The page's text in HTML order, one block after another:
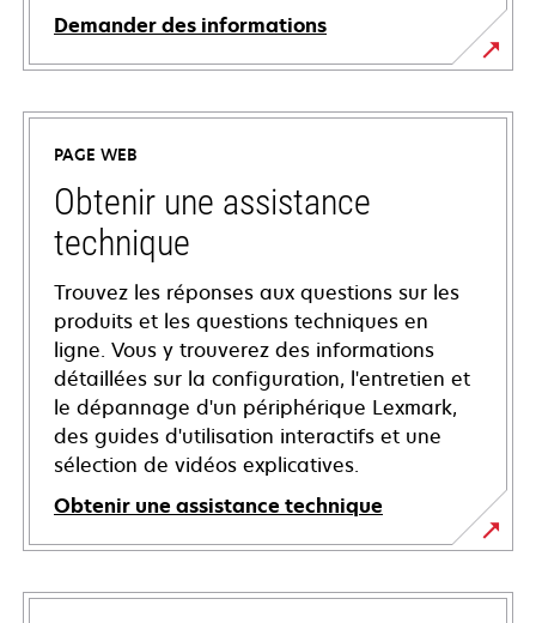
Demander des informations
PAGE WEB
Obtenir une assistance
technique
Trouvez les réponses aux questions sur les
produits et les questions techniques en
ligne. Vous y trouverez des informations
détaillées sur la configuration, l'entretien et
le dépannage d'un périphérique Lexmark,
des guides d'utilisation interactifs et une
sélection de vidéos explicatives.
Obtenir une assistance technique
s’ouvre
dans